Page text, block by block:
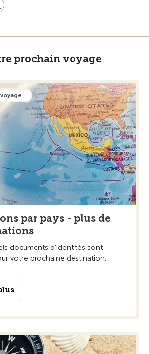
prochain voyage
par pays - plus de
documents d'identités sont
votre prochaine destination.